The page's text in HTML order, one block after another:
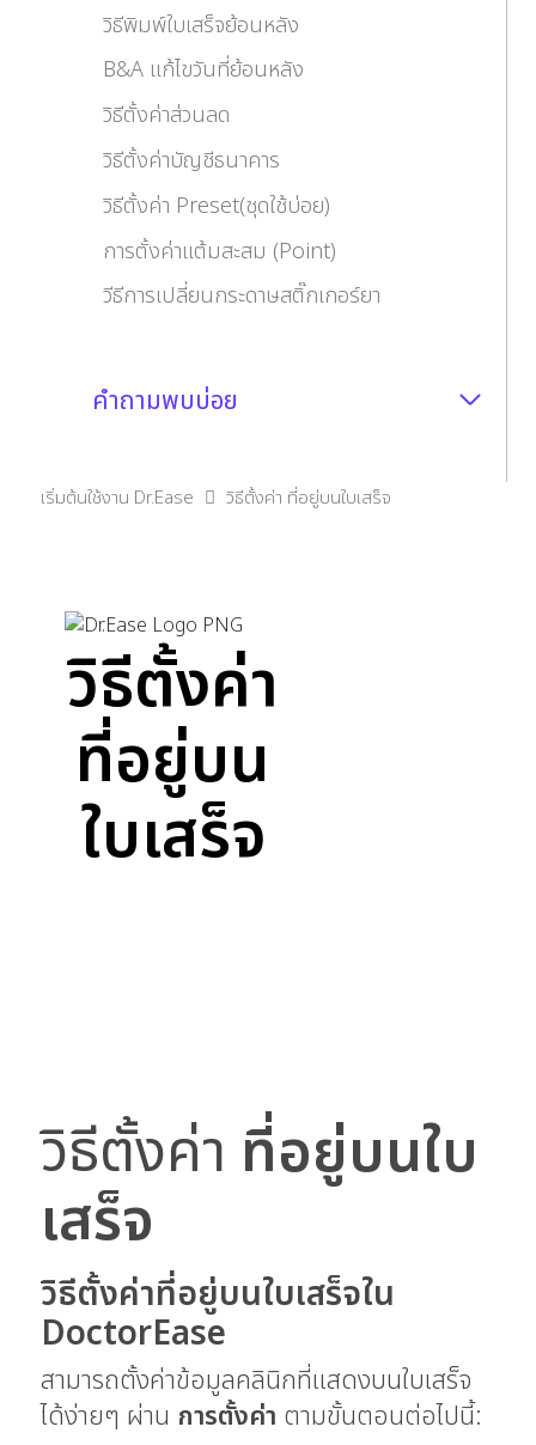
วิธีพิมพ์ใบเสร็จย้อนหลัง
B&A แก้ไขวันที่ย้อนหลัง
วิธีตั้งค่าส่วนลด
วิธีตั้งค่าบัญชีธนาคาร
วิธีตั้งค่า Preset(ชุดใช้บ่อย)
การตั้งค่าแต้มสะสม (Point)
วีธีการเปลี่ยนกระดาษสติ๊กเกอร์ยา
คำถามพบบ่อย
เริ่มต้นใช้งาน Dr.Ease วิธีตั้งค่า ที่อยู่บนใบเสร็จ
วิธีตั้งค่า
ที่อยู่บน
ใบเสร็จ
วิธีตั้งค่า ที่อยู่บนใบ
เสร็จ
วิธีตั้งค่าที่อยู่บนใบเสร็จใน
DoctorEase
สามารถตั้งค่าข้อมูลคลินิกที่แสดงบนใบเสร็จ
ได้ง่ายๆ ผ่าน การตั้งค่า ตามขั้นตอนต่อไปนี้: